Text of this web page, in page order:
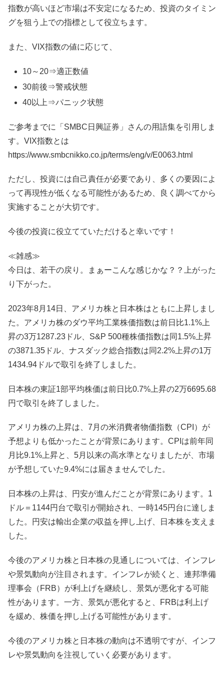
指数が高いほど市場は不安定になるため、投資のタイミン
グを狙う上での指標として役立ちます。
また、VIX指数の値に応じて、
10～20⇒適正数値
30前後⇒警戒状態
40以上⇒パニック状態
ご参考までに「SMBC日興証券」さんの用語集を引用しま
す。VIX指数とは
https://www.smbcnikko.co.jp/terms/eng/v/E0063.html
ただし、投資には自己責任が必要であり、多くの要因によ
って再現性が低くなる可能性があるため、良く調べてから
実施することが大切です。
今後の投資に役立てていただけると幸いです！
≪雑感≫
今日は、若干の戻り。まぁーこんな感じかな？？上がった
り下がった。
2023年8月14日、アメリカ株と日本株はともに上昇しまし
た。アメリカ株のダウ平均工業株価指数は前日比1.1%上
昇の3万1287.23ドル、S&P 500種株価指数は同1.5%上昇
の3871.35ドル、ナスダック総合指数は同2.2%上昇の1万
1434.94ドルで取引を終了しました。
日本株の東証1部平均株価は前日比0.7%上昇の2万6695.68
円で取引を終了しました。
アメリカ株の上昇は、7月の米消費者物価指数（CPI）が
予想よりも低かったことが背景にあります。CPIは前年同
月比9.1%上昇と、5月以来の高水準となりましたが、市場
が予想していた9.4%には届きませんでした。
日本株の上昇は、円安が進んだことが背景にあります。1
ドル＝1144円台で取引が開始され、一時145円台に達しま
した。円安は輸出企業の収益を押し上げ、日本株を支えま
した。
今後のアメリカ株と日本株の見通しについては、インフレ
や景気動向が注目されます。インフレが続くと、連邦準備
理事会（FRB）が利上げを継続し、景気が悪化する可能
性があります。一方、景気が悪化すると、FRBは利上げ
を緩め、株価を押し上げる可能性があります。
今後のアメリカ株と日本株の動向は不透明ですが、インフ
レや景気動向を注視していく必要があります。